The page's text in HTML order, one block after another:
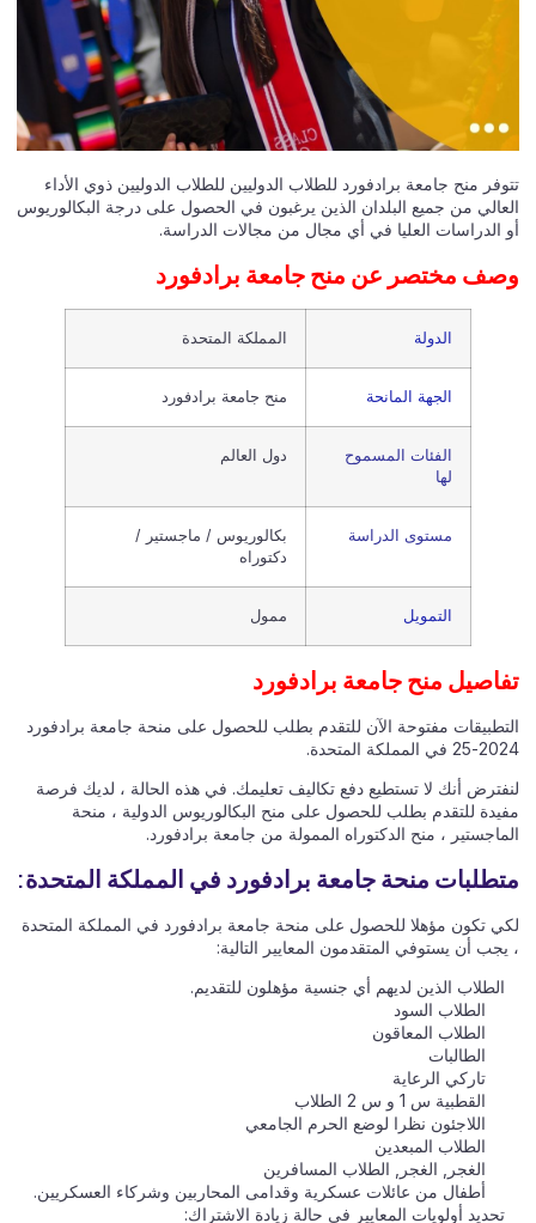
تتوفر منح جامعة برادفورد للطلاب الدوليين للطلاب الدوليين ذوي الأداء
العالي من جميع البلدان الذين يرغبون في الحصول على درجة البكالوريوس
أو الدراسات العليا في أي مجال من مجالات الدراسة.
وصف مختصر عن منح جامعة برادفورد
الدولة المملكة المتحدة
الجهة المانحة منح جامعة برادفورد
الفئات المسموح
لها
دول العالم
مستوى الدراسة
بكالوريوس / ماجستير /
دكتوراه
التمويل ممول
تفاصيل منح جامعة برادفورد
التطبيقات مفتوحة الآن للتقدم بطلب للحصول على منحة جامعة برادفورد
2024-25 في المملكة المتحدة.
لنفترض أنك لا تستطيع دفع تكاليف تعليمك. في هذه الحالة ، لديك فرصة
مفيدة للتقدم بطلب للحصول على منح البكالوريوس الدولية ، منحة
الماجستير ، منح الدكتوراه الممولة من جامعة برادفورد.
متطلبات منحة جامعة برادفورد في المملكة المتحدة:
لكي تكون مؤهلا للحصول على منحة جامعة برادفورد في المملكة المتحدة
، يجب أن يستوفي المتقدمون المعايير التالية:
الطلاب الذين لديهم أي جنسية مؤهلون للتقديم.
الطلاب السود
الطلاب المعاقون
الطالبات
تاركي الرعاية
القطبية س 1 و س 2 الطلاب
اللاجئون نظرا لوضع الحرم الجامعي
الطلاب المبعدين
الغجر, الغجر, الطلاب المسافرين
أطفال من عائلات عسكرية وقدامى المحاربين وشركاء العسكريين.
تحديد أولويات المعايير في حالة زيادة الاشتراك: